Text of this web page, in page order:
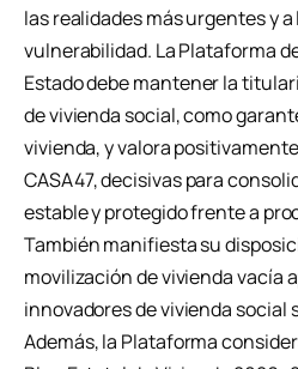
las realidades más urgentes y
vulnerabilidad. La Plataforma
Estado debe mantener la
de vivienda social, como
vivienda, y valora
CASA47, decisivas para
estable y protegido frente a
También manifiesta su
movilización de vivienda vacía
innovadores de vivienda social
Además, la Plataforma